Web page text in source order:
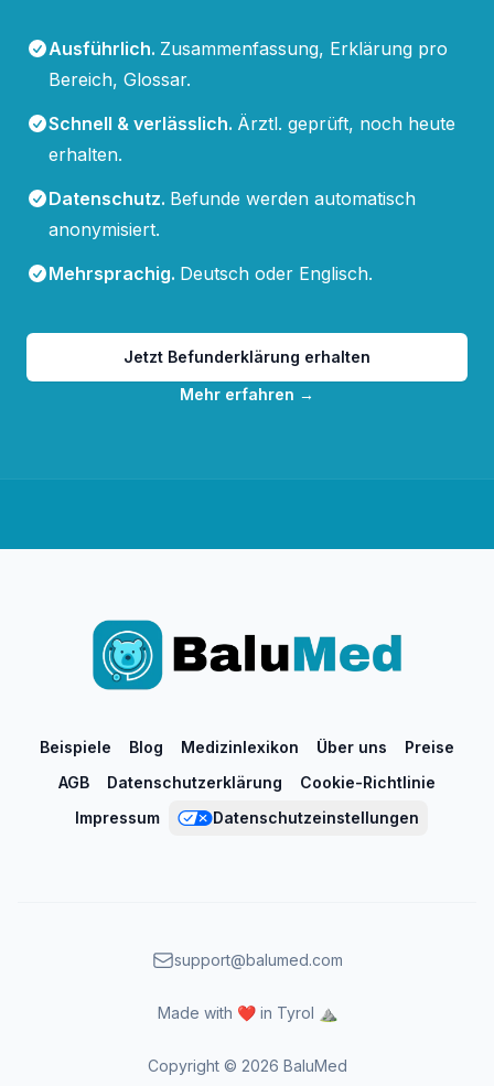
Ausführlich. Zusammenfassung, Erklärung pro
Bereich, Glossar.
Schnell & verlässlich. Ärztl. geprüft, noch heute
erhalten.
Datenschutz. Befunde werden automatisch
anonymisiert.
Mehrsprachig. Deutsch oder Englisch.
Jetzt Befunderklärung erhalten
Mehr erfahren →
Beispiele Blog Medizinlexikon Über uns
Preise
AGB
Datenschutzerklärung
Cookie-Richtlinie
Impressum
Datenschutzeinstellungen
support@balumed.com
Made with ❤️ in Tyrol ⛰️
Copyright © 2026 BaluMed